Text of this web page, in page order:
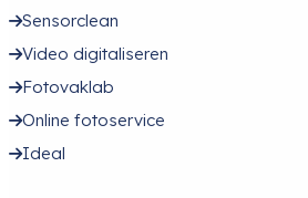
Sensorclean
Video digitaliseren
Fotovaklab
Online fotoservice
Ideal